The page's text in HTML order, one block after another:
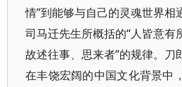
情”到能够与自己的灵魂世界相
司马迁先生所概括的“人皆意有
故述往事、思来者”的规律。刀
在丰饶宏阔的中国文化背景中